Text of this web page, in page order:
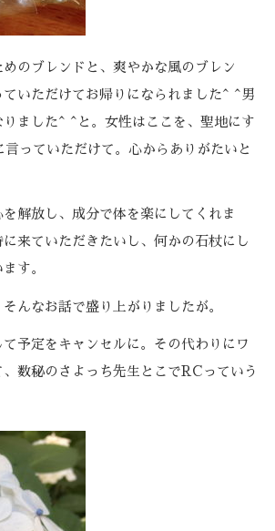
のブレンドと、爽やかな風のブレン
ていただけてお帰りになられました^ ^男
ました^ ^と。女性はここを、聖地にす
っていただけて。心からありがたいと
解放し、成分で体を楽にしてくれま
来ていただきたいし、何かの石杖にし
す。
んなお話で盛り上がりましたが。
予定をキャンセルに。その代わりにワ
、数秘のさよっち先生とこでRCっていう